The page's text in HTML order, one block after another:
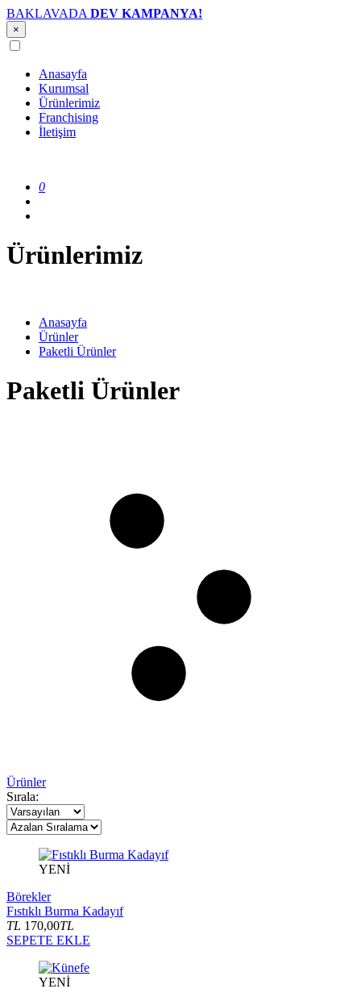
BAKLAVADA DEV KAMPANYA!
×
Anasayfa
Kurumsal
Ürünlerimiz
Franchising
İletişim
0
Ürünlerimiz
Anasayfa
Ürünler
Paketli Ürünler
Paketli Ürünler
Ürünler
Sırala:
YENİ
Börekler
Fıstıklı Burma Kadayıf
TL 170,00TL
SEPETE EKLE
YENİ